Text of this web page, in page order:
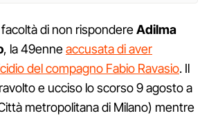
facoltà di non rispondereAdilma
, la 49enneaccusata di aver
del compagno Fabio Ravasio. Il
e ucciso lo scorso 9 agosto a
metropolitana di Milano) mentre